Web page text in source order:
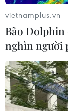
mạc
24/07/2026 01:47
Điện mừng kỷ
Quốc khánh
24/07/2026 00:00
vietnamplus.vn
Bão Dolphin
nghìn người